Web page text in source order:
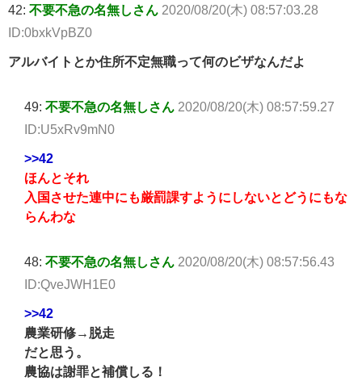
42: 不要不急の名無しさん 2020/08/20(木) 08:57:03.28
ID:0bxkVpBZ0
アルバイトとか住所不定無職って何のビザなんだよ
49: 不要不急の名無しさん 2020/08/20(木) 08:57:59.27
ID:U5xRv9mN0
>>42
ほんとそれ
入国させた連中にも厳罰課すようにしないとどうにもな
らんわな
48: 不要不急の名無しさん 2020/08/20(木) 08:57:56.43
ID:QveJWH1E0
>>42
農業研修→脱走
だと思う。
農協は謝罪と補償しる！